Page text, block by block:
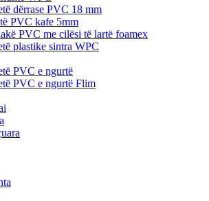
dërrase PVC 18 mm
PVC kafe 5mm
PVC me cilësi të lartë foamex
plastike sintra WPC
PVC e ngurtë
PVC e ngurtë Flim